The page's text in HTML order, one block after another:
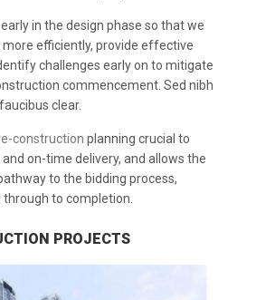
in the design phase so that we
efficiently, provide effective
challenges early on to mitigate
commencement. Sed nibh
clear.
construction planning crucial to
on-time delivery, and allows the
to the bidding process,
to completion.
PROJECTS